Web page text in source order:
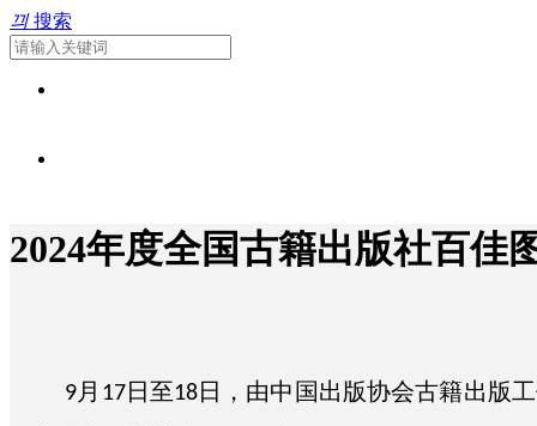
끠 搜索
首页
工作动态
党建专栏
2024年度全国古籍出版社百佳
9 月 17日至18日，由中国出版协会古籍出版